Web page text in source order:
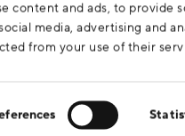
content and ads, to provide
media, advertising and
from your use of their